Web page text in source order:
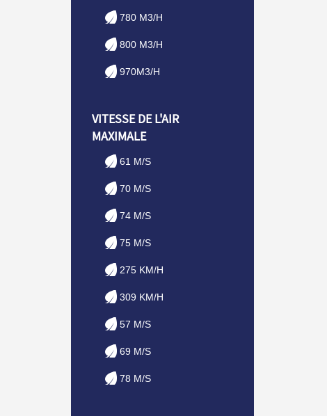
780 M3/H
800 M3/H
970M3/H
VITESSE DE L'AIR
MAXIMALE
61 M/S
70 M/S
74 M/S
75 M/S
275 KM/H
309 KM/H
57 M/S
69 M/S
78 M/S